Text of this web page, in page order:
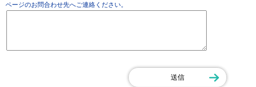
ページのお問合わせ先へご連絡ください。